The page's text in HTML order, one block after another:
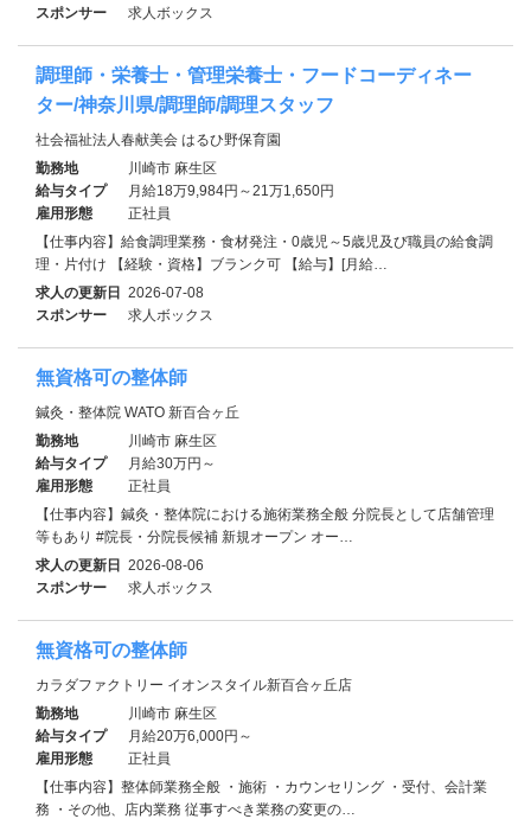
スポンサー
求人ボックス
調理師・栄養士・管理栄養士・フードコーディネー
ター/神奈川県/調理師/調理スタッフ
社会福祉法人春献美会 はるひ野保育園
勤務地
川崎市 麻生区
給与タイプ
月給18万9,984円～21万1,650円
雇用形態
正社員
【仕事内容】給食調理業務・食材発注・0歳児～5歳児及び職員の給食調
理・片付け 【経験・資格】ブランク可 【給与】[月給…
求人の更新日 2026-07-08
スポンサー
求人ボックス
無資格可の整体師
鍼灸・整体院 WATO 新百合ヶ丘
勤務地
川崎市 麻生区
給与タイプ
月給30万円～
雇用形態
正社員
【仕事内容】鍼灸・整体院における施術業務全般 分院長として店舗管理
等もあり #院長・分院長候補 新規オープン オー…
求人の更新日 2026-08-06
スポンサー
求人ボックス
無資格可の整体師
カラダファクトリー イオンスタイル新百合ヶ丘店
勤務地
川崎市 麻生区
給与タイプ
月給20万6,000円～
雇用形態
正社員
【仕事内容】整体師業務全般 ・施術 ・カウンセリング ・受付、会計業
務 ・その他、店内業務 従事すべき業務の変更の…